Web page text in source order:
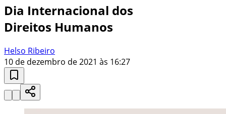
Dia Internacional dos
Direitos Humanos
Helso Ribeiro
10 de dezembro de 2021 às 16:27